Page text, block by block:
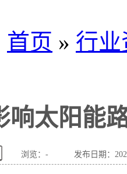
首页 » 行
响太阳能
浏览： - 发布日期：